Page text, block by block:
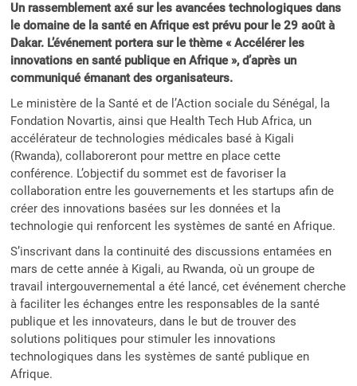
Un rassemblement axé sur les avancées technologiques dans
le domaine de la santé en Afrique est prévu pour le 29 août à
Dakar. L’événement portera sur le thème « Accélérer les
innovations en santé publique en Afrique », d’après un
communiqué émanant des organisateurs.
Le ministère de la Santé et de l’Action sociale du Sénégal, la
Fondation Novartis, ainsi que Health Tech Hub Africa, un
accélérateur de technologies médicales basé à Kigali
(Rwanda), collaboreront pour mettre en place cette
conférence. L’objectif du sommet est de favoriser la
collaboration entre les gouvernements et les startups afin de
créer des innovations basées sur les données et la
technologie qui renforcent les systèmes de santé en Afrique.
S’inscrivant dans la continuité des discussions entamées en
mars de cette année à Kigali, au Rwanda, où un groupe de
travail intergouvernemental a été lancé, cet événement cherche
à faciliter les échanges entre les responsables de la santé
publique et les innovateurs, dans le but de trouver des
solutions politiques pour stimuler les innovations
technologiques dans les systèmes de santé publique en
Afrique.